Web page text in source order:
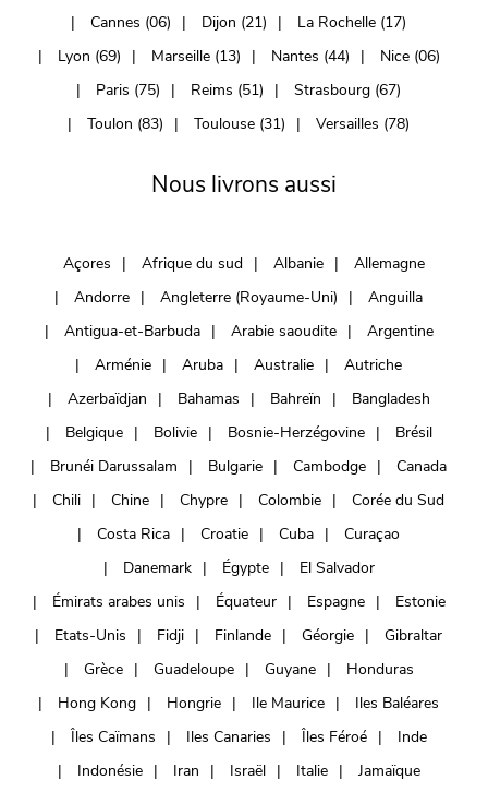
Cannes (06)
Dijon (21)
La Rochelle (17)
Lyon (69)
Marseille (13) Nantes (44)
Nice (06)
Paris (75)
Reims (51)
Strasbourg (67)
Toulon (83)
Toulouse (31) Versailles (78)
Nous livrons aussi
Açores Afrique du sud Albanie
Allemagne
Andorre
Angleterre (Royaume-Uni)
Anguilla
Antigua-et-Barbuda
Arabie saoudite
Argentine
Arménie
Aruba Australie
Autriche
Azerbaïdjan
Bahamas Bahreïn
Bangladesh
Belgique
Bolivie Bosnie-Herzégovine
Brésil
Brunéi Darussalam
Bulgarie Cambodge
Canada
Chili
Chine Chypre Colombie
Corée du Sud
Costa Rica
Croatie Cuba
Curaçao
Danemark
Égypte
El Salvador
Émirats arabes unis
Équateur Espagne
Estonie
Etats-Unis
Fidji Finlande Géorgie
Gibraltar
Grèce
Guadeloupe Guyane
Honduras
Hong Kong
Hongrie Ile Maurice
Iles Baléares
Îles Caïmans
Iles Canaries Îles Féroé
Inde
Indonésie
Iran Israël Italie
Jamaïque